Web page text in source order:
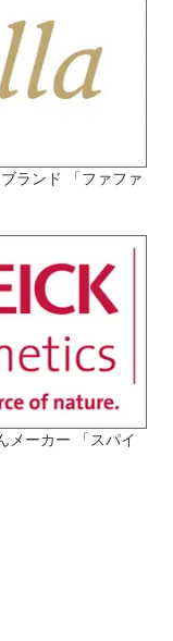
ランド 「ファファ
メーカー 「スパイ